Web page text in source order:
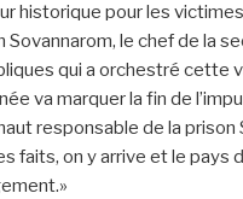
historique pour les
Sovannarom, le chef de la
qui a orchestré cette
va marquer la fin de
responsable de la prison
faits, on y arrive et le pays